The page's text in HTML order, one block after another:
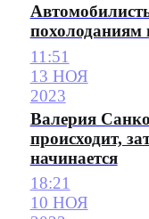
похолоданиям
11:51
13 НОЯ
2023
Валерия
происходит,
начинается
18:21
10 НОЯ